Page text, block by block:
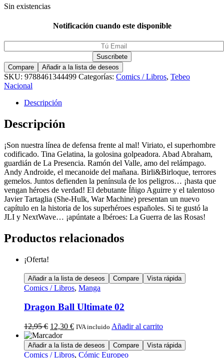
Sin existencias
Notificación cuando este disponible
Compare Añadir a la lista de deseos
SKU: 9788461344499 Categorías: Comics / Libros, Tebeo
Nacional
Descripción
Descripción
¡Son nuestra línea de defensa frente al mal! Viriato, el superhombre
codificado. Tina Gelatina, la golosina golpeadora. Abad Abraham,
guardián de La Presencia. Ramón del Valle, amo del relámpago.
Andy Androide, el mecanoide del mañana. Birli&Birloque, terrores
gemelos. Juntos defienden la península de los peligros… ¡hasta que
vengan héroes de verdad! El debutante Íñigo Aguirre y el talentoso
Javier Tartaglia (She-Hulk, War Machine) presentan un nuevo
capítulo en la historia de los superhéroes españoles. Si te gustó la
JLI y NextWave… ¡apúntate a Ibéroes: La Guerra de las Rosas!
Productos relacionados
¡Oferta!
Añadir a la lista de deseos Compare Vista rápida
Comics / Libros, Manga
Dragon Ball Ultimate 02
12,95€ 12,30 € IVA incluido Añadir al carrito
Añadir a la lista de deseos Compare Vista rápida
Comics / Libros, Cómic Europeo